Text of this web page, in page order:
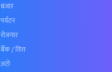
बजार
पर्यटन
रोजगार
बैँक / वित्त
अटो